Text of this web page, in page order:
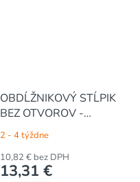
OBDĹŽNIKOVÝ STĹPIK
BEZ OTVOROV -
POZINKOVANÝ, 2000 /
40 x 60 / 1.2 mm
2 - 4 týždne
10,82 € bez DPH
13,31 €